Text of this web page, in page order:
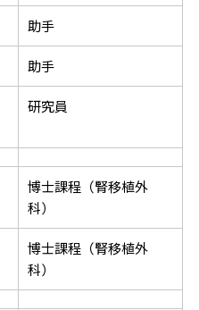
助手
助手
研究員
博士課程（腎移植外
科）
博士課程（腎移植外
科）